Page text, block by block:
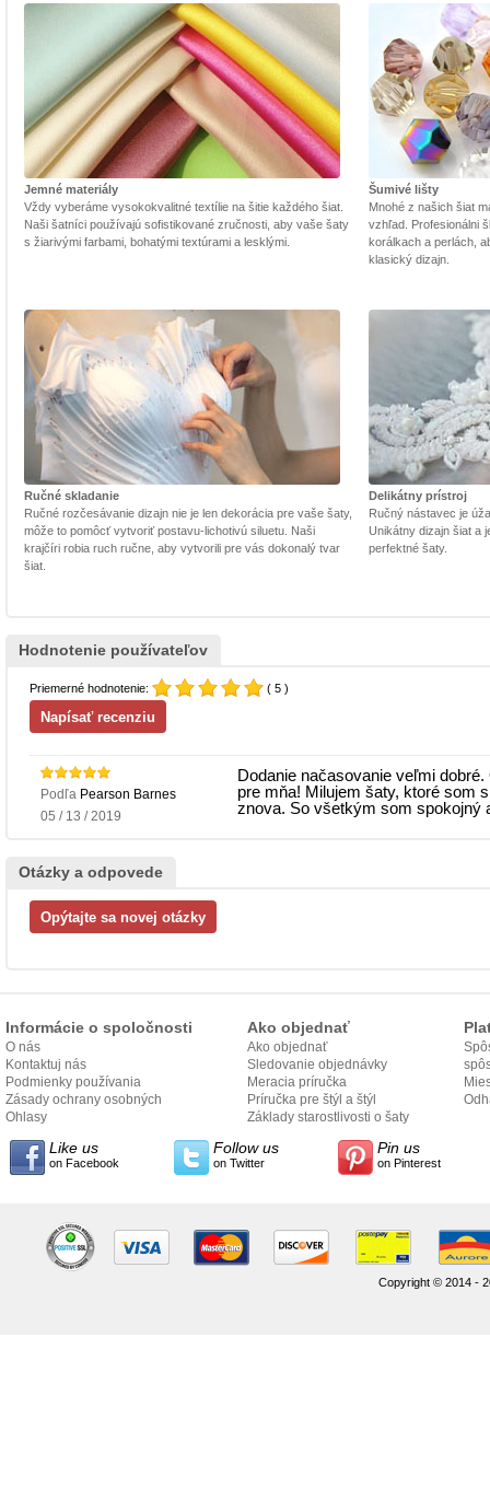
Jemné materiály
Vždy vyberáme vysokokvalitné textílie na šitie každého šiat.
Naši šatníci používajú sofistikované zručnosti, aby vaše šaty
s žiarivými farbami, bohatými textúrami a lesklými.
Šumivé lišty
Mnohé z našich šiat
vzhľad. Profesionálni
korálkach a perlách,
klasický dizajn.
Ručné skladanie
Ručné rozčesávanie dizajn nie je len dekorácia pre vaše šaty,
môže to pomôcť vytvoriť postavu-lichotivú siluetu. Naši
krajčíri robia ruch ručne, aby vytvorili pre vás dokonalý tvar
šiat.
Delikátny prístroj
Ručný nástavec je
Unikátny dizajn šiat a
perfektné šaty.
Hodnotenie používateľov
Priemerné hodnotenie: ( 5 )
Podľa Pearson Barnes
05 / 13 / 2019
Dodanie načasovanie veľmi
pre mňa! Milujem šaty, ktoré som
znova. So všetkým som spokojný
Otázky a odpovede
Informácie o spoločnosti
O nás
Kontaktuj nás
Podmienky používania
Zásady ochrany osobných
údajov
Ohlasy
Ako objednať
Ako objednať
Sledovanie objednávky
Meracia príručka
Príručka pre štýl a štýl
Základy starostlivosti o šaty
Like us
on Facebook
Follow us
on Twitter
Pin us
on Pinterest
Copyright © 2014 -